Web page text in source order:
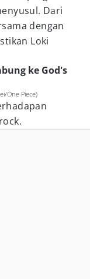
Dari
dengan
Loki
ke God's
One Piece)